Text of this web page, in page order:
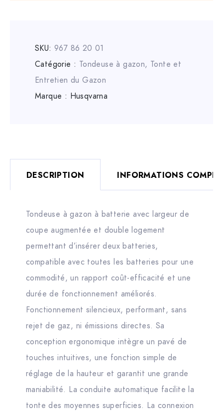
SKU: 967 86 20 01
Catégorie : Tondeuse à gazon, Tonte et
Entretien du Gazon
Marque : Husqvarna
DESCRIPTION INFORMATIONS
Tondeuse à gazon à batterie avec largeur de
coupe augmentée et double logement
permettant d’insérer deux batteries,
compatible avec toutes les batteries pour une
commodité, un rapport coût-efficacité et une
durée de fonctionnement améliorés.
Fonctionnement silencieux, performant, sans
rejet de gaz, ni émissions directes. Sa
conception ergonomique intègre un pavé de
touches intuitives, une fonction simple de
réglage de la hauteur et garantit une grande
maniabilité. La conduite automatique facilite la
tonte des moyennes superficies. La connexion